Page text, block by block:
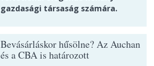
gazdasági társaság számára.
Bevásárláskor hűsölne? Az Auchan
és a CBA is határozott